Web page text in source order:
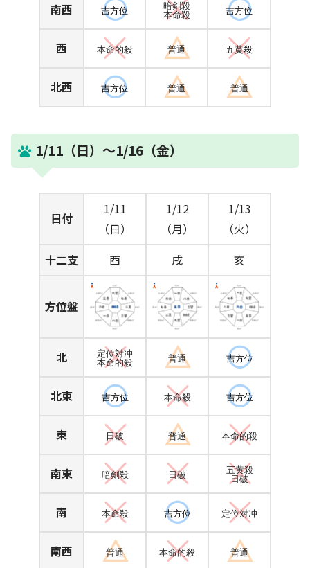
南西 吉方位
暗剣殺
本命殺
吉方位
西 本命的殺 普通 五黄殺
北西 吉方位 普通 普通
1/11（日）～1/16（金）
日付
1/11
（日）
1/12
（月）
1/13
（火）
十二支
酉 戌 亥
方位盤
北
定位対冲
本命的殺
普通 吉方位
北東 吉方位 本命殺 吉方位
東 日破 普通 本命的殺
南東 暗剣殺 日破
五黄殺
日破
南 本命殺 吉方位 定位対冲
南西 普通 本命的殺 普通